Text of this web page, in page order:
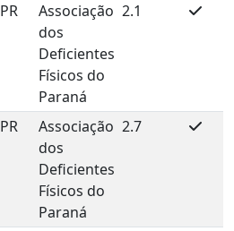
PR
Associação
dos
Deficientes
Físicos do
Paraná
2.1
PR
Associação
dos
Deficientes
Físicos do
Paraná
2.7